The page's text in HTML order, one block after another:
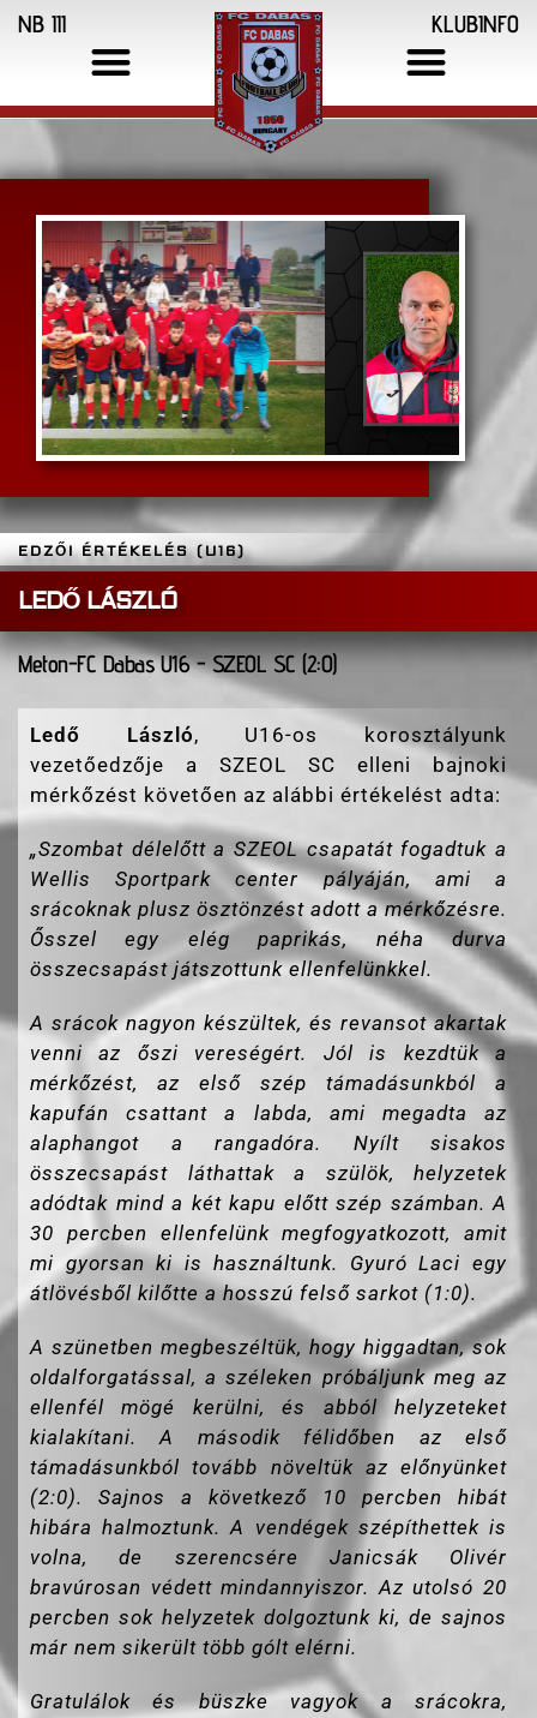
NB III KLUBINFO
EDZŐI ÉRTÉKELÉS (U16)
LEDŐ LÁSZLÓ
Meton-FC Dabas U16 - SZEOL SC (2:0)
Ledő László, U16-os korosztályunk
vezetőedzője a SZEOL SC elleni bajnoki
mérkőzést követően az alábbi értékelést adta:
„Szombat délelőtt a SZEOL csapatát fogadtuk a
Wellis Sportpark center pályáján, ami a
srácoknak plusz ösztönzést adott a mérkőzésre.
Ősszel egy elég paprikás, néha durva
összecsapást játszottunk ellenfelünkkel.
A srácok nagyon készültek, és revansot akartak
venni az őszi vereségért. Jól is kezdtük a
mérkőzést, az első szép támadásunkból a
kapufán csattant a labda, ami megadta az
alaphangot a rangadóra. Nyílt sisakos
összecsapást láthattak a szülök, helyzetek
adódtak mind a két kapu előtt szép számban. A
30 percben ellenfelünk megfogyatkozott, amit
mi gyorsan ki is használtunk. Gyuró Laci egy
átlövésből kilőtte a hosszú felső sarkot (1:0).
A szünetben megbeszéltük, hogy higgadtan, sok
oldalforgatással, a széleken próbáljunk meg az
ellenfél mögé kerülni, és abból helyzeteket
kialakítani. A második félidőben az első
támadásunkból tovább növeltük az előnyünket
(2:0). Sajnos a következő 10 percben hibát
hibára halmoztunk. A vendégek szépíthettek is
volna, de szerencsére Janicsák Olivér
bravúrosan védett mindannyiszor. Az utolsó 20
percben sok helyzetek dolgoztunk ki, de sajnos
már nem sikerült több gólt elérni.
Gratulálok és büszke vagyok a srácokra,